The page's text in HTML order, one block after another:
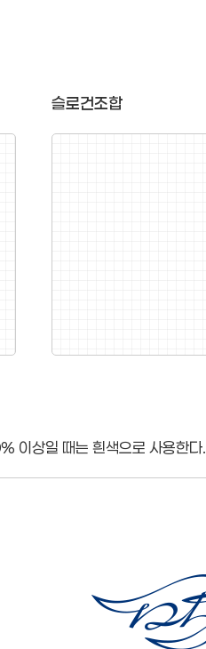
슬로건조합
이상일 때는 흰색으로 사용한다.